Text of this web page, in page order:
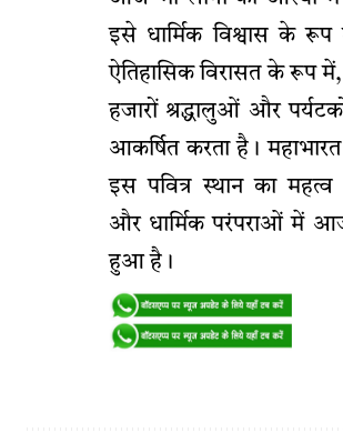
इसे धार्मिक विश्वास के
ऐतिहासिक विरासत के रूप
हजारों श्रद्धालुओं और
आकर्षित करता है।
इस पवित्र स्थान का महत्व
और धार्मिक परंपराओं में
हुआ है।